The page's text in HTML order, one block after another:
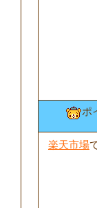
ポ
楽天市場